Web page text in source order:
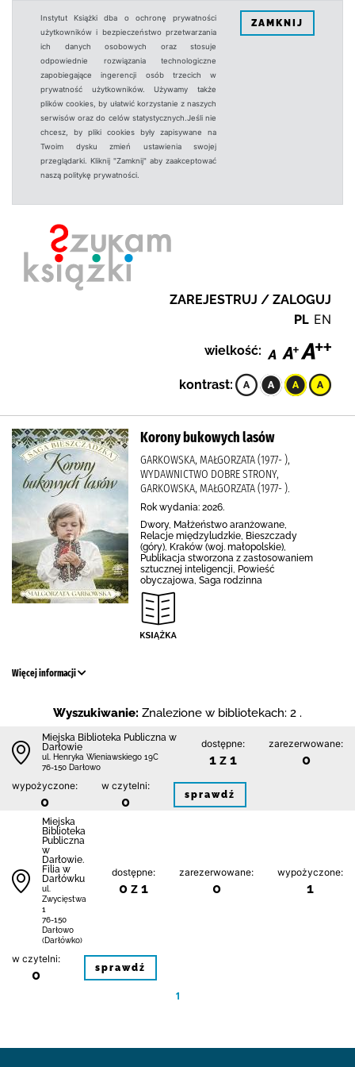
Instytut Książki dba o ochronę prywatności
użytkowników i bezpieczeństwo przetwarzania
ich danych osobowych oraz stosuje
odpowiednie rozwiązania technologiczne
zapobiegające ingerencji osób trzecich w
prywatność użytkowników. Używamy także
plików cookies, by ułatwić korzystanie z naszych
serwisów oraz do celów statystycznych.Jeśli nie
chcesz, by pliki cookies były zapisywane na
Twoim dysku zmień ustawienia swojej
przeglądarki. Kliknij "Zamknij" aby zaakceptować
naszą politykę prywatności.
ZAMKNIJ
ZAREJESTRUJ / ZALOGUJ
PL EN
wielkość:
kontrast:
Korony bukowych lasów
GARKOWSKA, MAŁGORZATA (1977- ),
WYDAWNICTWO DOBRE STRONY,
GARKOWSKA, MAŁGORZATA (1977- ).
Rok wydania: 2026.
Dwory, Małżeństwo aranżowane,
Relacje międzyludzkie, Bieszczady
(góry), Kraków (woj. małopolskie),
Publikacja stworzona z zastosowaniem
sztucznej inteligencji, Powieść
obyczajowa, Saga rodzinna
Więcej informacji
Wyszukiwanie: Znalezione w bibliotekach: 2 .
Miejska Biblioteka Publiczna w
Darłowie
ul. Henryka Wieniawskiego 19C
76-150 Darłowo
dostępne:
1 z 1
zarezerwowane:
0
wypożyczone:
0
w czytelni:
0 sprawdź
Miejska
Biblioteka
Publiczna
w
Darłowie.
Filia w
Darłówku
ul.
Zwycięstwa
1
76-150
Darłowo
(Darłówko)
dostępne:
0 z 1
zarezerwowane:
0
wypożyczone:
1
w czytelni:
0 sprawdź
1